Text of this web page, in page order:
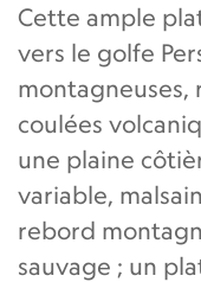
Cette ample
vers le golfe
montagneuses,
coulées
une plaine
variable,
rebord
sauvage ; un